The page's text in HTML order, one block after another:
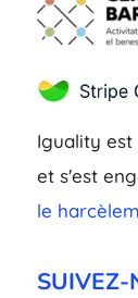
Iguality
et s'est
le
SUIVEZ-